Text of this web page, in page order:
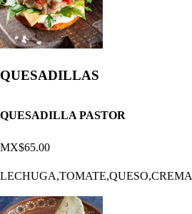
QUESADILLAS
QUESADILLA PASTOR
MX$65.00
LECHUGA,TOMATE,QUESO,CREMA